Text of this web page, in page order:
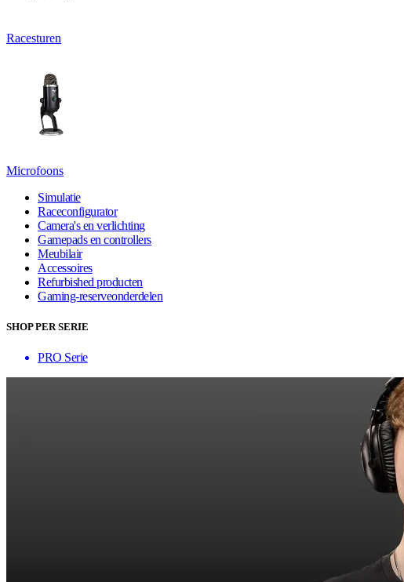
Racesturen
Microfoons
Simulatie
Raceconfigurator
Camera's en verlichting
Gamepads en controllers
Meubilair
Accessoires
Refurbished producten
Gaming-reserveonderdelen
SHOP PER SERIE
PRO Serie